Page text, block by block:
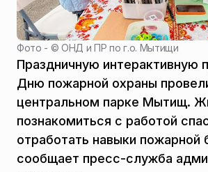
Фото - ©ОНД и ПР по г.о. Мытищи
Праздничную интерактивную
Дню пожарной охраны
центральном парке Мытищ.
познакомиться с работой
отработать навыки пожарной
сообщает пресс-служба